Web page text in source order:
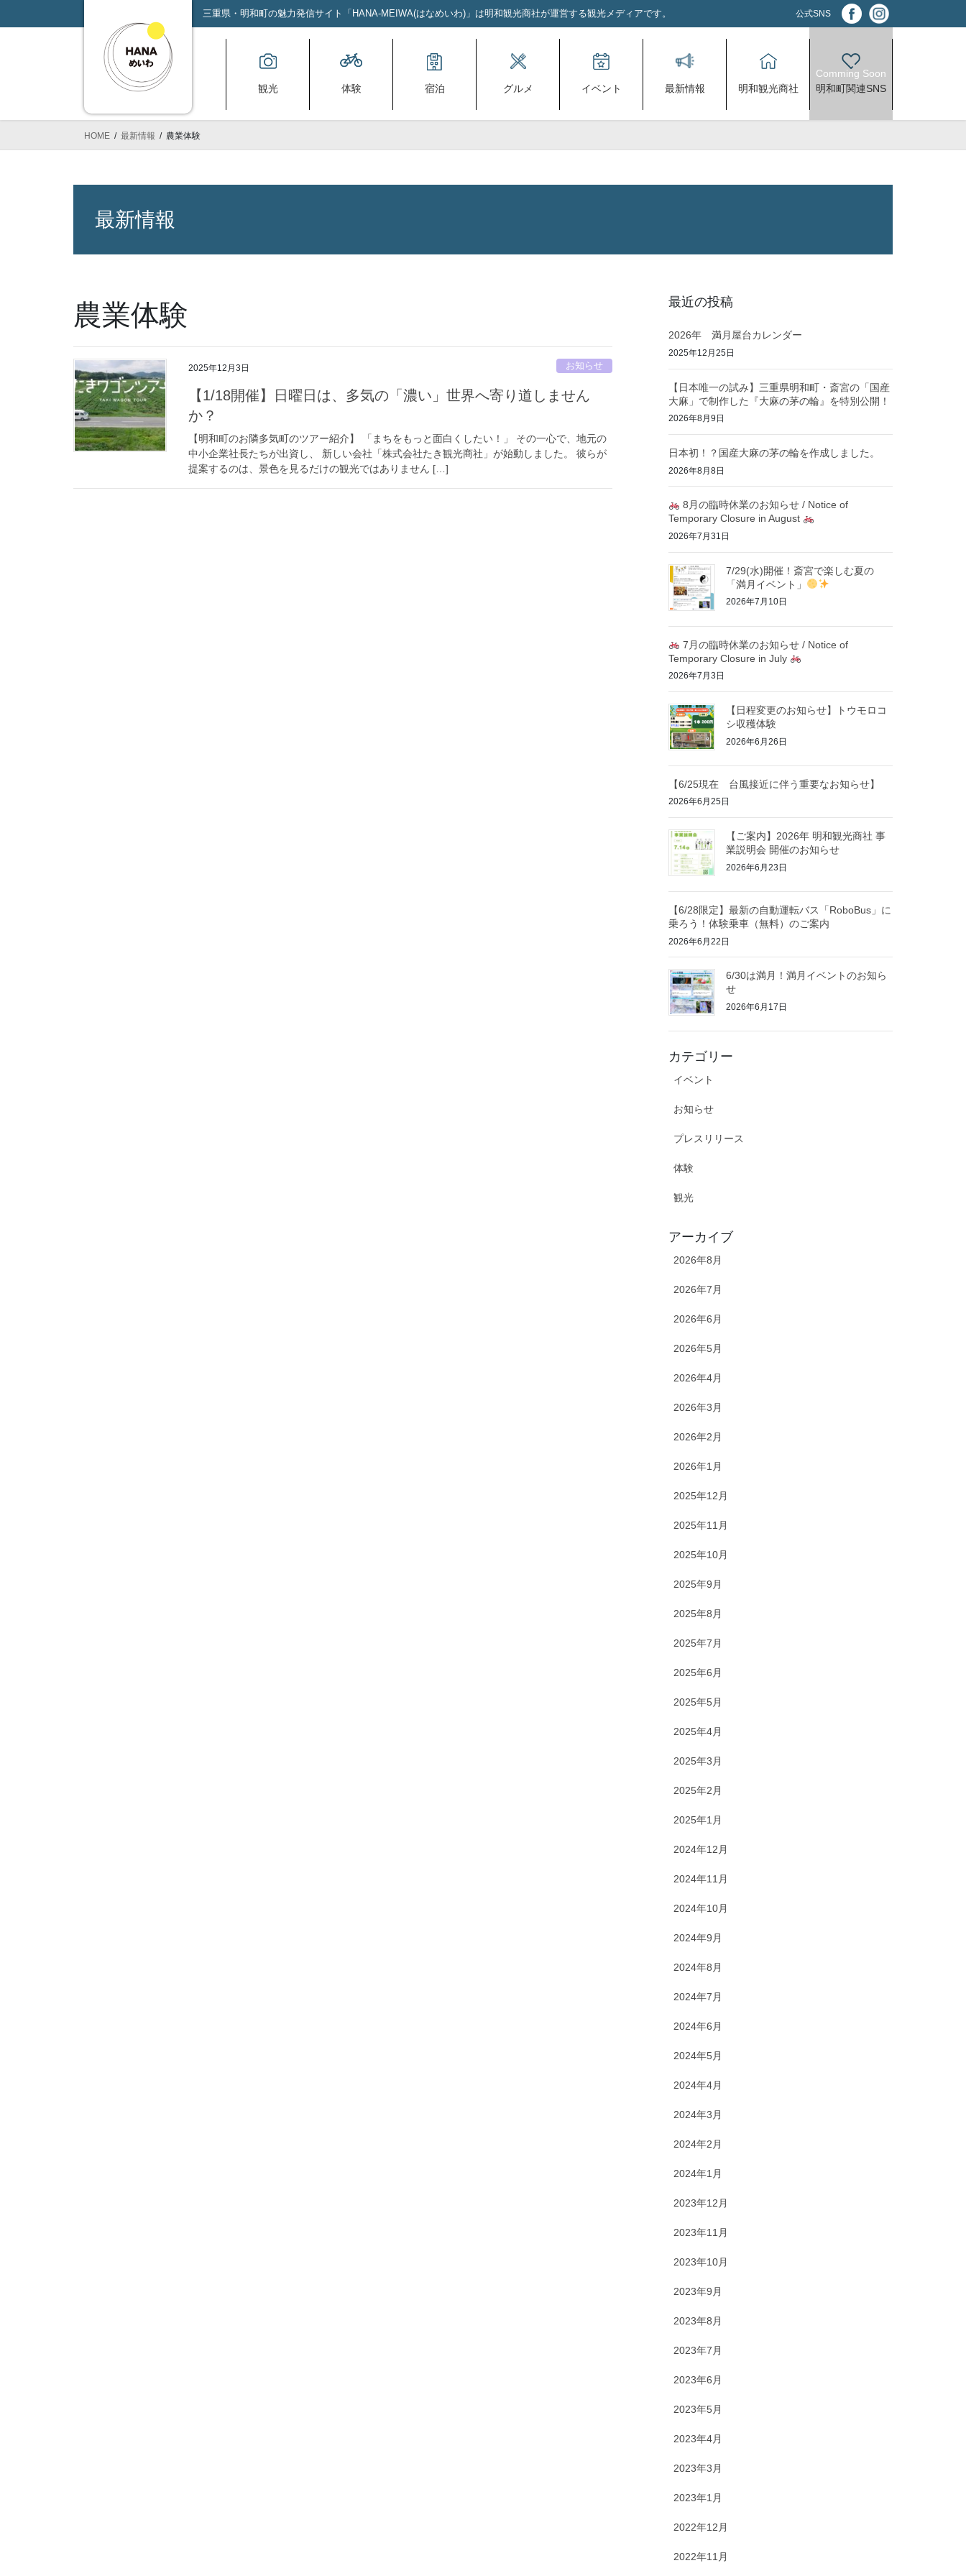
ン
ビ
三重県・明和町の魅力発信サイト「HANA-MEIWA(はなめいわ)」は明和観光商社が運営する観光メディアです。 公式SNS
観光 体験 宿泊 グルメ イベント 最新情報 明和観光商社 明和町関連SNS
HOME 最新情報 農業体験
最新情報
農業体験
2025年12月3日 お知らせ
【1/18開催】日曜日は、多気の「濃い」世界へ寄り道しません
か？
【明和町のお隣多気町のツアー紹介】 「まちをもっと面白くしたい！」 その一心で、地元の
中小企業社長たちが出資し、 新しい会社「株式会社たき観光商社」が始動しました。 彼らが
提案するのは、景色を見るだけの観光ではありません […]
最近の投稿
2026年 満月屋台カレンダー
2025年12月25日
【日本唯一の試み】三重県明和町・斎宮の「国産
大麻」で制作した『大麻の茅の輪』を特別公開！
2026年8月9日
日本初！？国産大麻の茅の輪を作成しました。
2026年8月8日
8月の臨時休業のお知らせ / Notice of
Temporary Closure in August
2026年7月31日
7/29(水)開催！斎宮で楽しむ夏の
「満月イベント」
2026年7月10日
7月の臨時休業のお知らせ / Notice of
Temporary Closure in July
2026年7月3日
【日程変更のお知らせ】トウモロコ
シ収穫体験
2026年6月26日
【6/25現在 台風接近に伴う重要なお知らせ】
2026年6月25日
【ご案内】2026年 明和観光商社 事
業説明会 開催のお知らせ
2026年6月23日
【6/28限定】最新の自動運転バス「RoboBus」に
乗ろう！体験乗車（無料）のご案内
2026年6月22日
6/30は満月！満月イベントのお知ら
せ
2026年6月17日
カテゴリー
イベント
お知らせ
プレスリリース
体験
観光
アーカイブ
2026年8月
2026年7月
2026年6月
2026年5月
2026年4月
2026年3月
2026年2月
2026年1月
2025年12月
2025年11月
2025年10月
2025年9月
2025年8月
2025年7月
2025年6月
2025年5月
2025年4月
2025年3月
2025年2月
2025年1月
2024年12月
2024年11月
2024年10月
2024年9月
2024年8月
2024年7月
2024年6月
2024年5月
2024年4月
2024年3月
2024年2月
2024年1月
2023年12月
2023年11月
2023年10月
2023年9月
2023年8月
2023年7月
2023年6月
2023年5月
2023年4月
2023年3月
2023年1月
2022年12月
2022年11月